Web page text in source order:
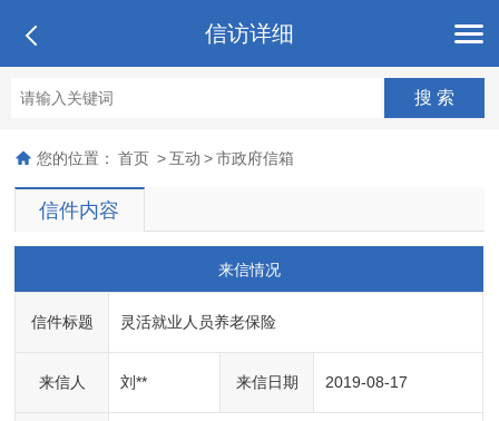
信访详细
您的位置： 首页 > 互动 > 市政府信箱
信件内容
来信情况
信件标题 灵活就业人员养老保险
来信人 刘** 来信日期 2019-08-17